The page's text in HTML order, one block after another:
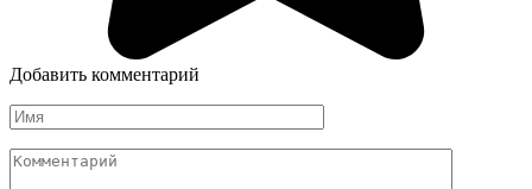
Добавить комментарий
Имя
Комментарий